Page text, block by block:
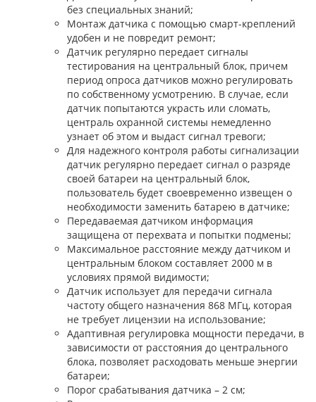
без специальных знаний;
Монтаж датчика с помощью смарт-креплений
удобен и не повредит ремонт;
Датчик регулярно передает сигналы
тестирования на центральный блок, причем
период опроса датчиков можно регулировать
по собственному усмотрению. В случае, если
датчик попытаются украсть или сломать,
централь охранной системы немедленно
узнает об этом и выдаст сигнал тревоги;
Для надежного контроля работы сигнализации
датчик регулярно передает сигнал о разряде
своей батареи на центральный блок,
пользователь будет своевременно извещен о
необходимости заменить батарею в датчике;
Передаваемая датчиком информация
защищена от перехвата и попытки подмены;
Максимальное расстояние между датчиком и
центральным блоком составляет 2000 м в
условиях прямой видимости;
Датчик использует для передачи сигнала
частоту общего назначения 868 МГц, которая
не требует лицензии на использование;
Адаптивная регулировка мощности передачи, в
зависимости от расстояния до центрального
блока, позволяет расходовать меньше энергии
батареи;
Порог срабатывания датчика – 2 см;